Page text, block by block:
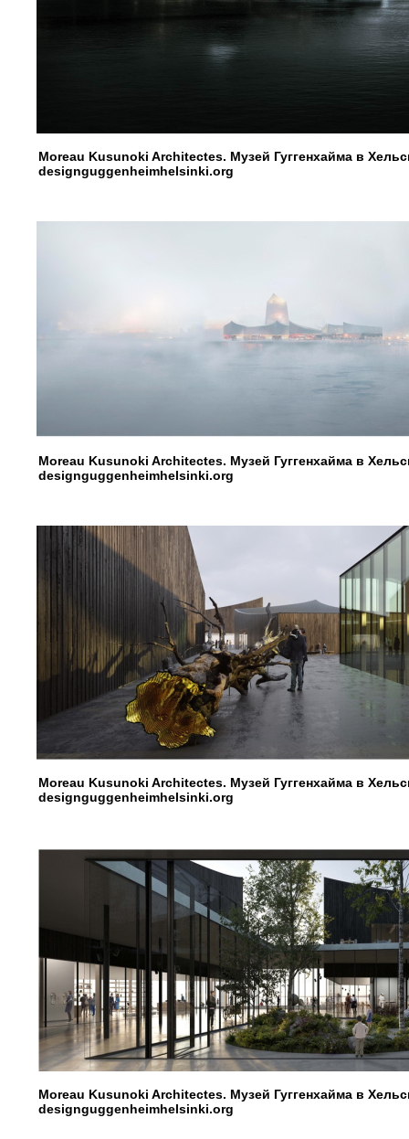
Moreau Kusunoki Architectes. Музей Гуггенхайма в
designguggenheimhelsinki.org
Moreau Kusunoki Architectes. Музей Гуггенхайма в
designguggenheimhelsinki.org
Moreau Kusunoki Architectes. Музей Гуггенхайма в
designguggenheimhelsinki.org
Moreau Kusunoki Architectes. Музей Гуггенхайма в
designguggenheimhelsinki.org